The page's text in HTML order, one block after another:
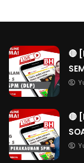
🔴
🔴